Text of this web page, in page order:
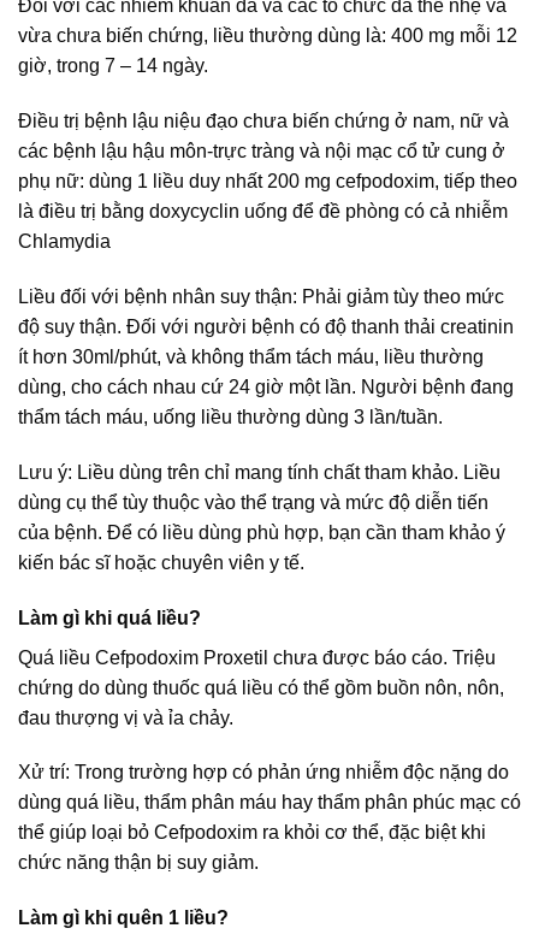
Đối với các nhiễm khuẩn da và các tổ chức da thể nhẹ và
vừa chưa biến chứng, liều thường dùng là: 400 mg mỗi 12
giờ, trong 7 – 14 ngày.
Điều trị bệnh lậu niệu đạo chưa biến chứng ở nam, nữ và
các bệnh lậu hậu môn-trực tràng và nội mạc cổ tử cung ở
phụ nữ: dùng 1 liều duy nhất 200 mg cefpodoxim, tiếp theo
là điều trị bằng doxycyclin uống để đề phòng có cả nhiễm
Chlamydia
Liều đối với bệnh nhân suy thận: Phải giảm tùy theo mức
độ suy thận. Đối với người bệnh có độ thanh thải creatinin
ít hơn 30ml/phút, và không thẩm tách máu, liều thường
dùng, cho cách nhau cứ 24 giờ một lần. Người bệnh đang
thẩm tách máu, uống liều thường dùng 3 lần/tuần.
Lưu ý: Liều dùng trên chỉ mang tính chất tham khảo. Liều
dùng cụ thể tùy thuộc vào thể trạng và mức độ diễn tiến
của bệnh. Để có liều dùng phù hợp, bạn cần tham khảo ý
kiến bác sĩ hoặc chuyên viên y tế.
Làm gì khi quá liều?
Quá liều Cefpodoxim Proxetil chưa được báo cáo. Triệu
chứng do dùng thuốc quá liều có thể gồm buồn nôn, nôn,
đau thượng vị và ỉa chảy.
Xử trí: Trong trường hợp có phản ứng nhiễm độc nặng do
dùng quá liều, thẩm phân máu hay thẩm phân phúc mạc có
thể giúp loại bỏ Cefpodoxim ra khỏi cơ thể, đặc biệt khi
chức năng thận bị suy giảm.
Làm gì khi quên 1 liều?